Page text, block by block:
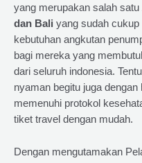
yang merupakan salah satu
dan Bali yang sudah
kebutuhan angkutan
bagi mereka yang
dari seluruh indonesia.
nyaman begitu juga
memenuhi protokol
tiket travel dengan mudah.
Dengan mengutamakan